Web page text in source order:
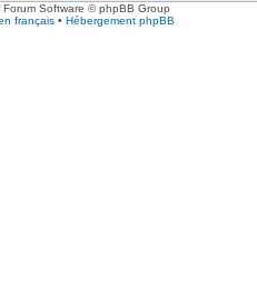
Forum Software © phpBB Group
français• Hébergement phpBB